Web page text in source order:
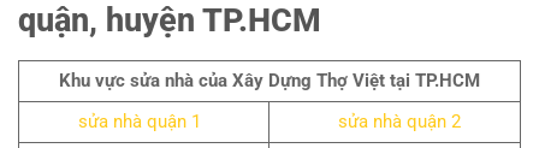
quận, huyện TP.HCM
Khu vực sửa nhà của Xây Dựng Thợ Việt tại TP.HCM
sửa nhà quận 1
sửa nhà quận 2